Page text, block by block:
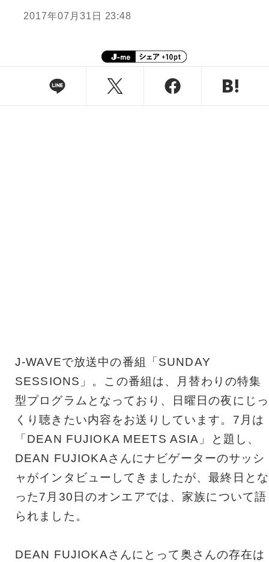
2017年07月31日 23:48
J-WAVEで放送中の番組「SUNDAY
SESSIONS」。この番組は、月替わりの特集
型プログラムとなっており、日曜日の夜にじっ
くり聴きたい内容をお送りしています。7月は
「DEAN FUJIOKA MEETS ASIA」と題し、
DEAN FUJIOKAさんにナビゲーターのサッシ
ャがインタビューしてきましたが、最終日とな
った7月30日のオンエアでは、家族について語
られました。
DEAN FUJIOKAさんにとって奥さんの存在は